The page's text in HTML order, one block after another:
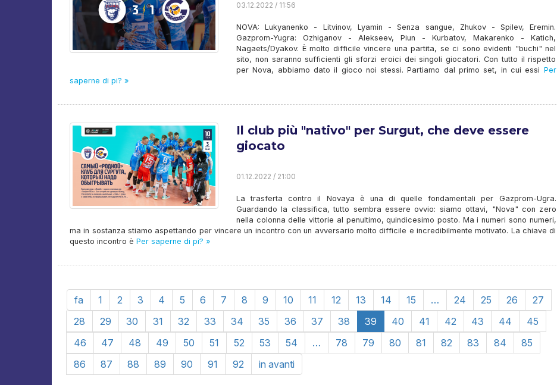
03.12.2022 / 11:56
NOVA: Lukyanenko - Litvinov, Lyamin - Senza sangue, Zhukov - Spilev, Eremin.
Gazprom-Yugra: Ozhiganov - Alekseev, Piun - Kurbatov, Makarenko - Katich,
Nagaets/Dyakov. È molto difficile vincere una partita, se ci sono evidenti "buchi" nel
sito, non saranno sufficienti gli sforzi eroici dei singoli giocatori. Con tutto il rispetto
per Nova, abbiamo dato il gioco noi stessi. Partiamo dal primo set, in cui essi Per
saperne di pi? »
Il club più "nativo" per Surgut, che deve essere
giocato
01.12.2022 / 21:00
La trasferta contro il Novaya è una di quelle fondamentali per Gazprom-Ugra.
Guardando la classifica, tutto sembra essere ovvio: siamo ottavi, "Nova" con zero
nella colonna delle vittorie al penultimo, quindicesimo posto. Ma i numeri sono numeri,
ma in sostanza stiamo aspettando per vincere un incontro con un avversario molto difficile e incredibilmente motivato. La chiave di
questo incontro è Per saperne di pi? »
fa 1 2 3 4 5 6 7 8 9 10 11 12 13 14 15 … 24 25 26
27
28
29 30 31 32 33 34 35 36 37 38 39 40 41 42 43 44
45
46
47 48 49 50 51 52 53 54 … 78 79 80 81 82 83 84
85
86
87 88 89 90 91 92 in avanti